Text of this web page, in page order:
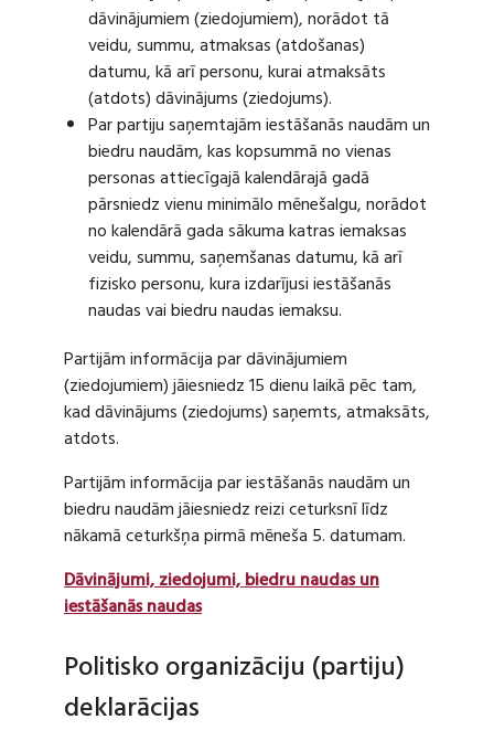
dāvinājumiem (ziedojumiem), norādot tā
veidu, summu, atmaksas (atdošanas)
datumu, kā arī personu, kurai atmaksāts
(atdots) dāvinājums (ziedojums).
Par partiju saņemtajām iestāšanās naudām un
biedru naudām, kas kopsummā no vienas
personas attiecīgajā kalendārajā gadā
pārsniedz vienu minimālo mēnešalgu, norādot
no kalendārā gada sākuma katras iemaksas
veidu, summu, saņemšanas datumu, kā arī
fizisko personu, kura izdarījusi iestāšanās
naudas vai biedru naudas iemaksu.
Partijām informācija par dāvinājumiem
(ziedojumiem) jāiesniedz 15 dienu laikā pēc tam,
kad dāvinājums (ziedojums) saņemts, atmaksāts,
atdots.
Partijām informācija par iestāšanās naudām un
biedru naudām jāiesniedz reizi ceturksnī līdz
nākamā ceturkšņa pirmā mēneša 5. datumam.
Dāvinājumi, ziedojumi, biedru naudas un
iestāšanās naudas
Politisko organizāciju (partiju)
deklarācijas